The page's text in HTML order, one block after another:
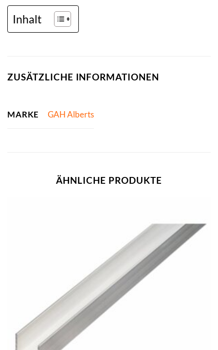
Inhalt
ZUSÄTZLICHE INFORMATIONEN
MARKE GAH Alberts
ÄHNLICHE PRODUKTE